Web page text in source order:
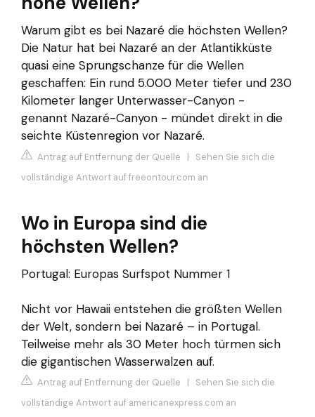
Warum gibt es bei Nazaré die höchsten Wellen?
Die Natur hat bei Nazaré an der Atlantikküste
quasi eine Sprungschanze für die Wellen
geschaffen: Ein rund 5.000 Meter tiefer und 230
Kilometer langer Unterwasser-Canyon -
genannt Nazaré-Canyon - mündet direkt in die
seichte Küstenregion vor Nazaré.
Antrag auf Entfernung der Quelle | Sehen Sie sich die
vollständige Antwort auf freeontour.com an
Wo in Europa sind die
höchsten Wellen?
Portugal: Europas Surfspot Nummer 1
Nicht vor Hawaii entstehen die größten Wellen
der Welt, sondern bei Nazaré – in Portugal.
Teilweise mehr als 30 Meter hoch türmen sich
die gigantischen Wasserwalzen auf.
Antrag auf Entfernung der Quelle | Sehen Sie sich die
vollständige Antwort auf americanexpress.com an